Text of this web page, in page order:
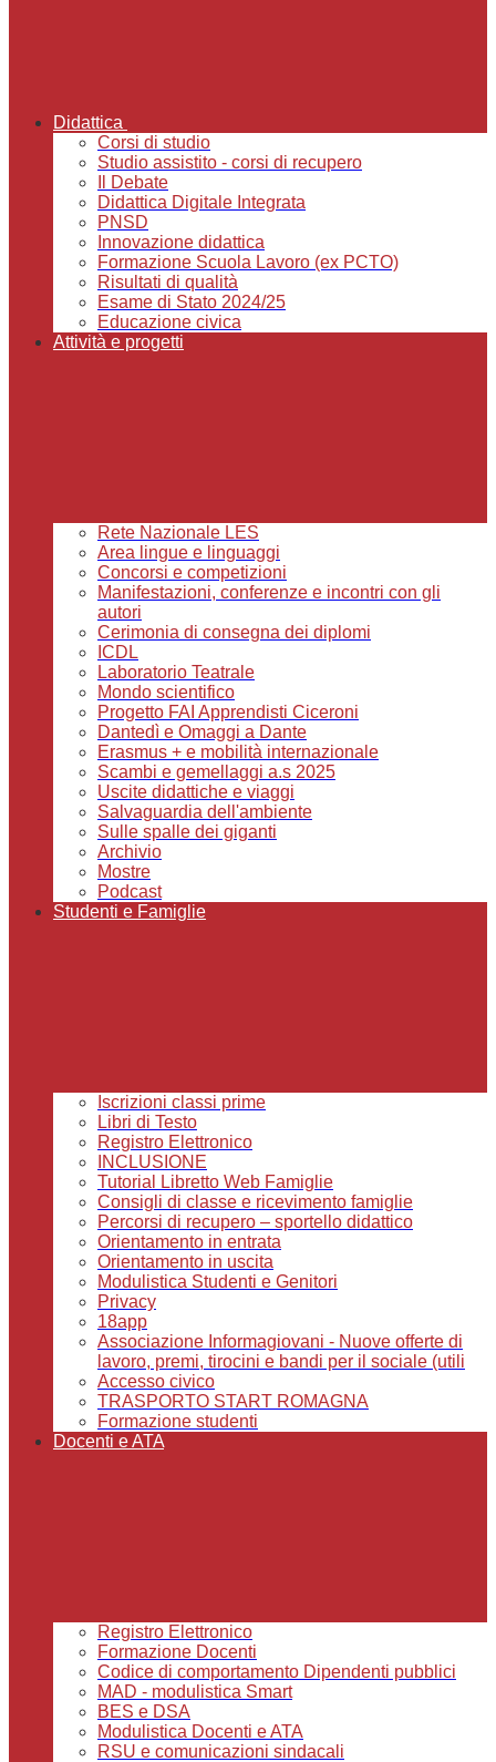
Didattica
Corsi di studio
Studio assistito - corsi di recupero
Il Debate
Didattica Digitale Integrata
PNSD
Innovazione didattica
Formazione Scuola Lavoro (ex PCTO)
Risultati di qualità
Esame di Stato 2024/25
Educazione civica
Attività e progetti
Rete Nazionale LES
Area lingue e linguaggi
Concorsi e competizioni
Manifestazioni, conferenze e incontri con gli
autori
Cerimonia di consegna dei diplomi
ICDL
Laboratorio Teatrale
Mondo scientifico
Progetto FAI Apprendisti Ciceroni
Dantedì e Omaggi a Dante
Erasmus + e mobilità internazionale
Scambi e gemellaggi a.s 2025
Uscite didattiche e viaggi
Salvaguardia dell'ambiente
Sulle spalle dei giganti
Archivio
Mostre
Podcast
Studenti e Famiglie
Iscrizioni classi prime
Libri di Testo
Registro Elettronico
INCLUSIONE
Tutorial Libretto Web Famiglie
Consigli di classe e ricevimento famiglie
Percorsi di recupero – sportello didattico
Orientamento in entrata
Orientamento in uscita
Modulistica Studenti e Genitori
Privacy
18app
Associazione Informagiovani - Nuove offerte di
lavoro, premi, tirocini e bandi per il sociale (utili
Accesso civico
TRASPORTO START ROMAGNA
Formazione studenti
Docenti e ATA
Registro Elettronico
Formazione Docenti
Codice di comportamento Dipendenti pubblici
MAD - modulistica Smart
BES e DSA
Modulistica Docenti e ATA
RSU e comunicazioni sindacali